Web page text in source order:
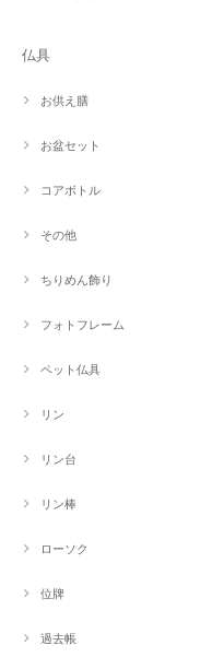
仏具
お供え膳
お盆セット
コアボトル
その他
ちりめん飾り
フォトフレーム
ペット仏具
リン
リン台
リン棒
ローソク
位牌
過去帳